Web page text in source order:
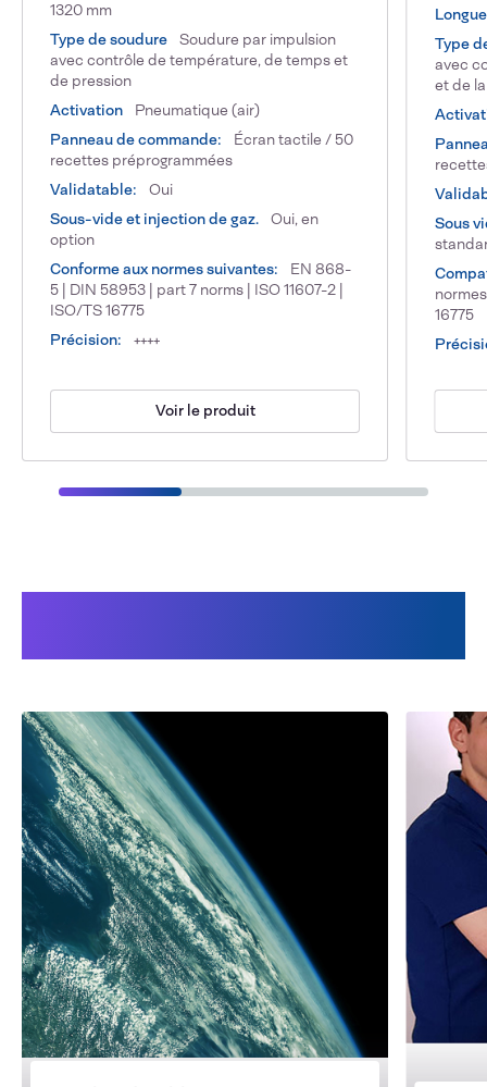
1320 mm
Type de soudure
Soudure par impulsion
avec contrôle de température, de temps et
de pression
Activation
Pneumatique (air)
Panneau de commande:
Écran tactile / 50
recettes préprogrammées
Validatable:
Oui
Sous-vide et injection de gaz.
Oui, en
option
Conforme aux normes suivantes:
EN 868-
5 | DIN 58953 | part 7 norms | ISO 11607-2 |
ISO/TS 16775
Précision:
++++
Voir le produit
Type
avec
et de
Sous
16775